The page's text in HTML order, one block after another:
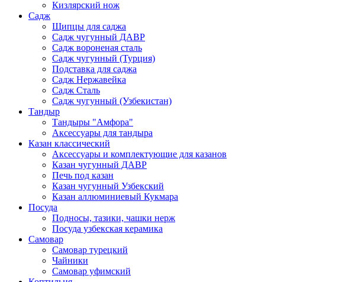
Кизлярский нож
Садж
Щипцы для саджа
Садж чугунный ДАВР
Садж вороненая сталь
Садж чугунный (Турция)
Подставка для саджа
Садж Нержавейка
Садж Сталь
Садж чугунный (Узбекистан)
Тандыр
Тандыры "Амфора"
Аксессуары для тандыра
Казан классический
Аксессуары и комплектующие для казанов
Казан чугунный ДАВР
Печь под казан
Казан чугунный Узбекский
Казан аллюминиевый Кукмара
Посуда
Подносы, тазики, чашки нерж
Посуда узбекская керамика
Самовар
Самовар турецкий
Чайники
Самовар уфимский